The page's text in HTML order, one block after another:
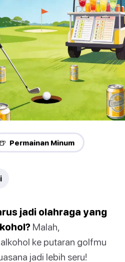
🍺 Permainan Minum
jadi olahraga yang
Malah,
ke putaran golfmu
jadi lebih seru!